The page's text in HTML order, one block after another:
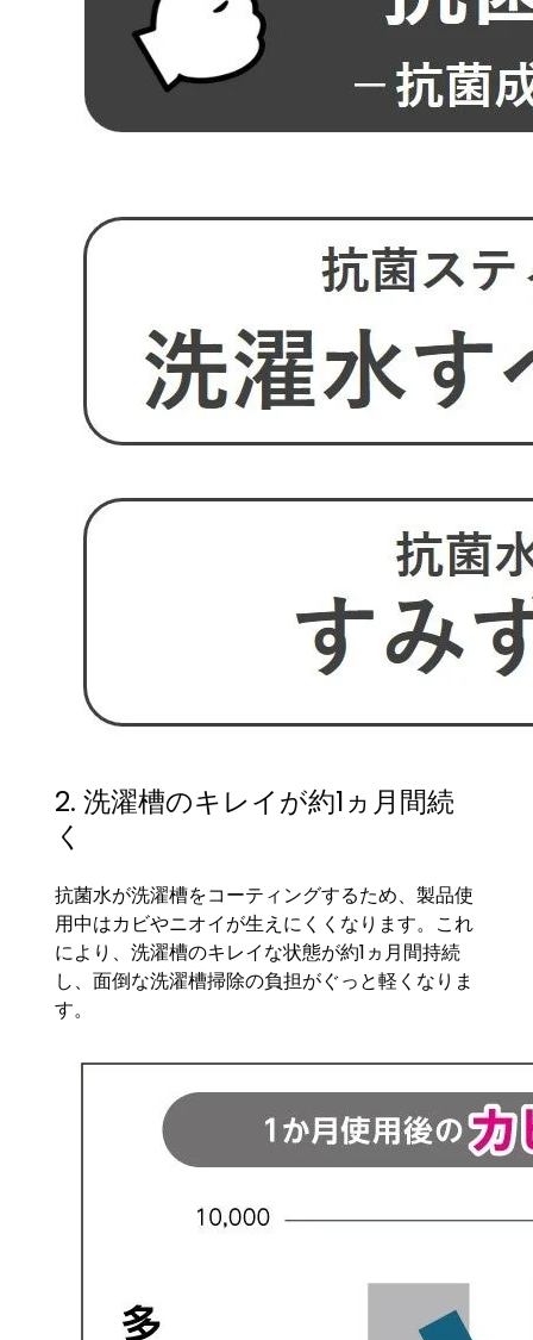
2. 洗濯槽のキレイが約1ヵ月間続
く
抗菌水が洗濯槽をコーティングするため、製品使
用中はカビやニオイが生えにくくなります。これ
により、洗濯槽のキレイな状態が約1ヵ月間持続
し、面倒な洗濯槽掃除の負担がぐっと軽くなりま
す。